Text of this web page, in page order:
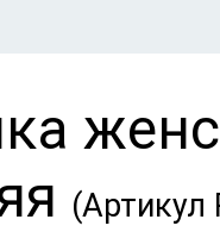
(Артикул